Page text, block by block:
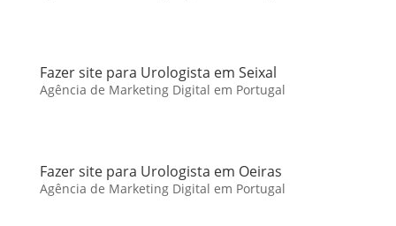
Fazer site para Urologista em Seixal
Agência de Marketing Digital em Portugal
Fazer site para Urologista em Oeiras
Agência de Marketing Digital em Portugal